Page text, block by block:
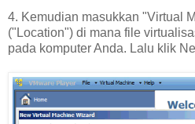
4. Kemudian masukkan "Virtual
("Location") di mana file
pada komputer Anda. Lalu klik